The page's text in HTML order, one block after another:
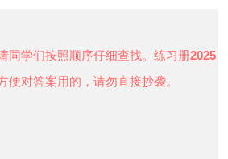
同学们按照顺序仔细查找。练习册2025
便对答案用的，请勿直接抄袭。